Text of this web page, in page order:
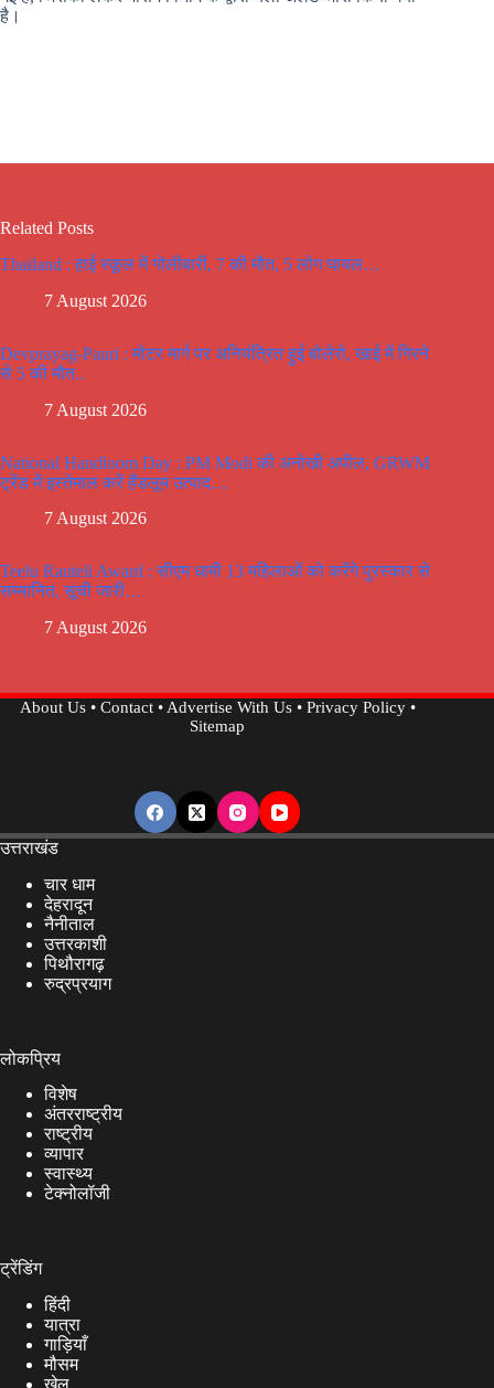
है।
Related Posts
Thailand : हाई स्कूल में गोलीबारी, 7 की मौत, 5 लोग घायल…
7 August 2026
Devprayag-Pauri : मोटर मार्ग पर अनियंत्रित हुई बोलेरो, खाई में गिरने
से 5 की मौत..
7 August 2026
National Handloom Day : PM Modi की अनोखी अपील, GRWM
ट्रेंड में इस्तेमाल करें हैंडलूम उत्पाद…
7 August 2026
Teelu Rauteli Award : सीएम धामी 13 महिलाओं को करेंगे पुरस्कार से
सम्मानित, सूची जारी…
7 August 2026
About Us• Contact•Advertise With Us• Privacy Policy•
Sitemap
उत्तराखंड
चार धाम
देहरादून
नैनीताल
उत्तरकाशी
पिथौरागढ़
रुद्रप्रयाग
लोकप्रिय
विशेष
अंतरराष्ट्रीय
राष्ट्रीय
व्यापार
स्वास्थ्य
टेक्नोलॉजी
ट्रेंडिंग
हिंदी
यात्रा
गाड़ियाँ
मौसम